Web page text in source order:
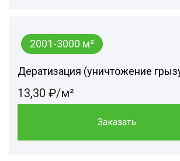
2001-3000 м²
Дератизация (уничтожение
13,30 ₽/м²
Заказать